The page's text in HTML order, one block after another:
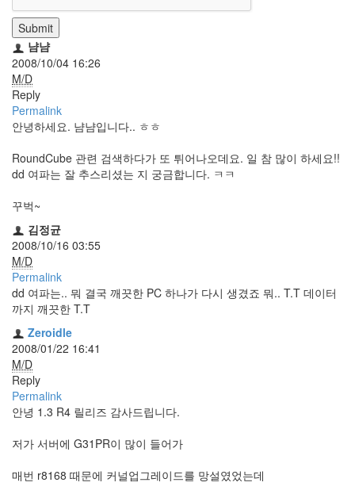
Submit
냠냠
2008/10/04 16:26
M/D
Reply
Permalink
안녕하세요. 냠냠입니다.. ㅎㅎ
RoundCube 관련 검색하다가 또 튀어나오데요. 일 참 많이 하세요!!
dd 여파는 잘 추스리셨는 지 궁금합니다. ㅋㅋ
꾸벅~
김정균
2008/10/16 03:55
M/D
Permalink
dd 여파는.. 뭐 결국 깨끗한 PC 하나가 다시 생겼죠 뭐.. T.T 데이터
까지 깨끗한 T.T
Zeroidle
2008/01/22 16:41
M/D
Reply
Permalink
안녕 1.3 R4 릴리즈 감사드립니다.
저가 서버에 G31PR이 많이 들어가
매번 r8168 때문에 커널업그레이드를 망설였었는데
표
준
L10N
iPutty
AnNyung
LInux
불
우
Find!
Categories
전
체
주
절
주
절
30
군
11
째